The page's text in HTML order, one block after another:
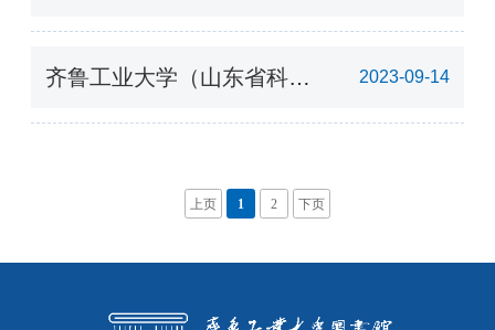
2023-09-14
齐鲁工业大学（山东省科学
上页 1 2 下页